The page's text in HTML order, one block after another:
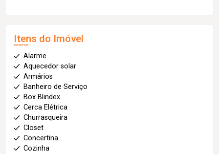
Itens do Imóvel
Alarme
Aquecedor solar
Armários
Banheiro de Serviço
Box Blindex
Cerca Elétrica
Churrasqueira
Closet
Concertina
Cozinha